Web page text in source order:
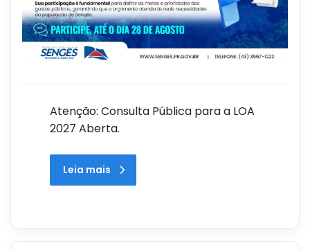
Atenção: Consulta Pública para a LOA
2027 Aberta.
Leia mais